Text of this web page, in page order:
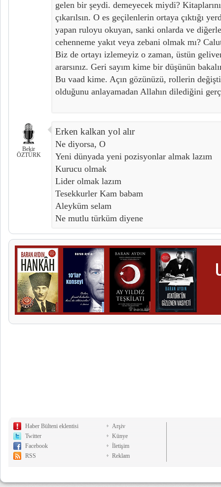
gelen bir şeydi. demeyecek miydi?
çıkarılsın. O es geçilenlerin ortaya çıktığı
yapan ruloyu okuyan, sanki onlarda ve
cehenneme yakıt veya zebani olmak mı?
Biz de ortayı izlemeyiz o zaman, üstün
ararsınız. Geri sayım kime bir düşünün
Bu vaad kime. Açın gözünüzü, rollerin
olduğunu anlayamadan Allahın dilediğini
Bekir
ÖZTÜRK
Erken kalkan yol alır
Ne diyorsa, O
Yeni dünyada yeni pozisyonlar almak lazım
Kurucu olmak
Lider olmak lazım
Tesekkurler Kam babam
Aleyküm selam
Ne mutlu türküm diyene
Haber Bülteni eklentisi
Twitter
Facebook
RSS
Arşiv
Künye
İletişim
Reklam